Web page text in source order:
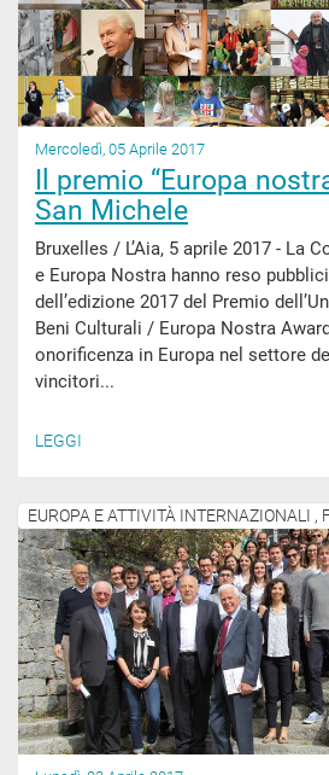
Mercoledì, 05 Aprile 2017
Il premio “Europa
San Michele
Bruxelles / L’Aia, 5 aprile 2017 - La
e Europa Nostra hanno reso
dell’edizione 2017 del Premio
Beni Culturali / Europa Nostra
onorificenza in Europa nel settore
vincitori...
LEGGI